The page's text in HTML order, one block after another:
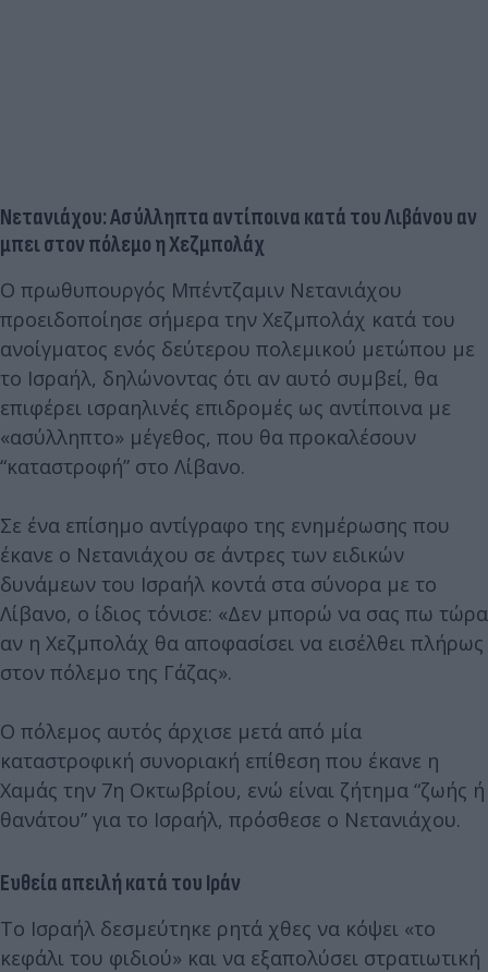
Νετανιάχου: Ασύλληπτα αντίποινα κατά του Λιβάνου αν
μπει στον πόλεμο η Χεζμπολάχ
Ο πρωθυπουργός Μπέντζαμιν Νετανιάχου
προειδοποίησε σήμερα την Χεζμπολάχ κατά του
ανοίγματος ενός δεύτερου πολεμικού μετώπου με
το Ισραήλ, δηλώνοντας ότι αν αυτό συμβεί, θα
επιφέρει ισραηλινές επιδρομές ως αντίποινα με
«ασύλληπτο» μέγεθος, που θα προκαλέσουν
“καταστροφή” στο Λίβανο.
Σε ένα επίσημο αντίγραφο της ενημέρωσης που
έκανε ο Νετανιάχου σε άντρες των ειδικών
δυνάμεων του Ισραήλ κοντά στα σύνορα με το
Λίβανο, ο ίδιος τόνισε: «Δεν μπορώ να σας πω τώρα
αν η Χεζμπολάχ θα αποφασίσει να εισέλθει πλήρως
στον πόλεμο της Γάζας».
Ο πόλεμος αυτός άρχισε μετά από μία
καταστροφική συνοριακή επίθεση που έκανε η
Χαμάς την 7η Οκτωβρίου, ενώ είναι ζήτημα “ζωής ή
θανάτου” για το Ισραήλ, πρόσθεσε ο Νετανιάχου.
Ευθεία απειλή κατά του Ιράν
Το Ισραήλ δεσμεύτηκε ρητά χθες να κόψει «το
κεφάλι του φιδιού» και να εξαπολύσει στρατιωτική